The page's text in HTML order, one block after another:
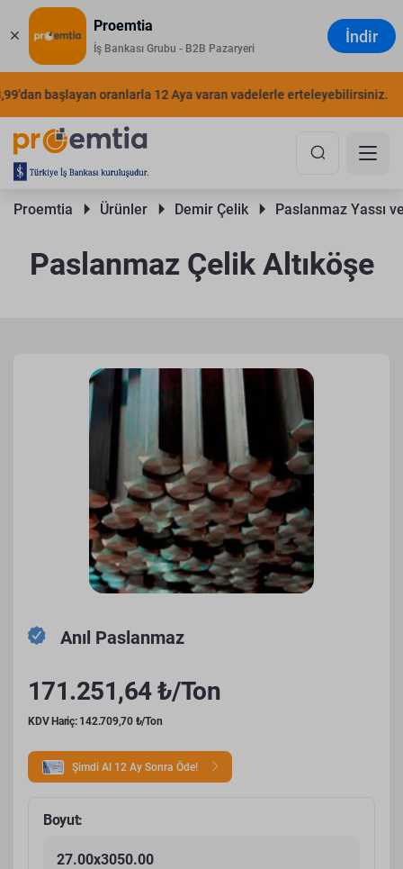
Proemtia
İş Bankası Grubu - B2B Pazaryeri
İndir
başlayan oranlarla 12 Aya varan vadelerle erteleyebilirsiniz.
Proemtia Ürünler Demir Çelik Paslanmaz Yassı
Paslanmaz Çelik Altıköşe
Anıl Paslanmaz
171.251,64 ₺/Ton
KDV Hariç: 142.709,70 ₺/Ton
Şimdi Al 12 Ay Sonra Öde!
Boyut:
27.00x3050.00